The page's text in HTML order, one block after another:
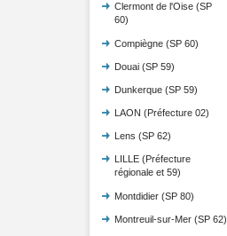
Clermont de l'Oise (SP
60)
Compiègne (SP 60)
Douai (SP 59)
Dunkerque (SP 59)
LAON (Préfecture 02)
Lens (SP 62)
LILLE (Préfecture
régionale et 59)
Montdidier (SP 80)
Montreuil-sur-Mer (SP 62)